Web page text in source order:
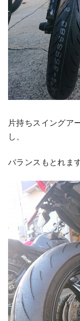
片持ちスイングア
し、
バランスもとれま